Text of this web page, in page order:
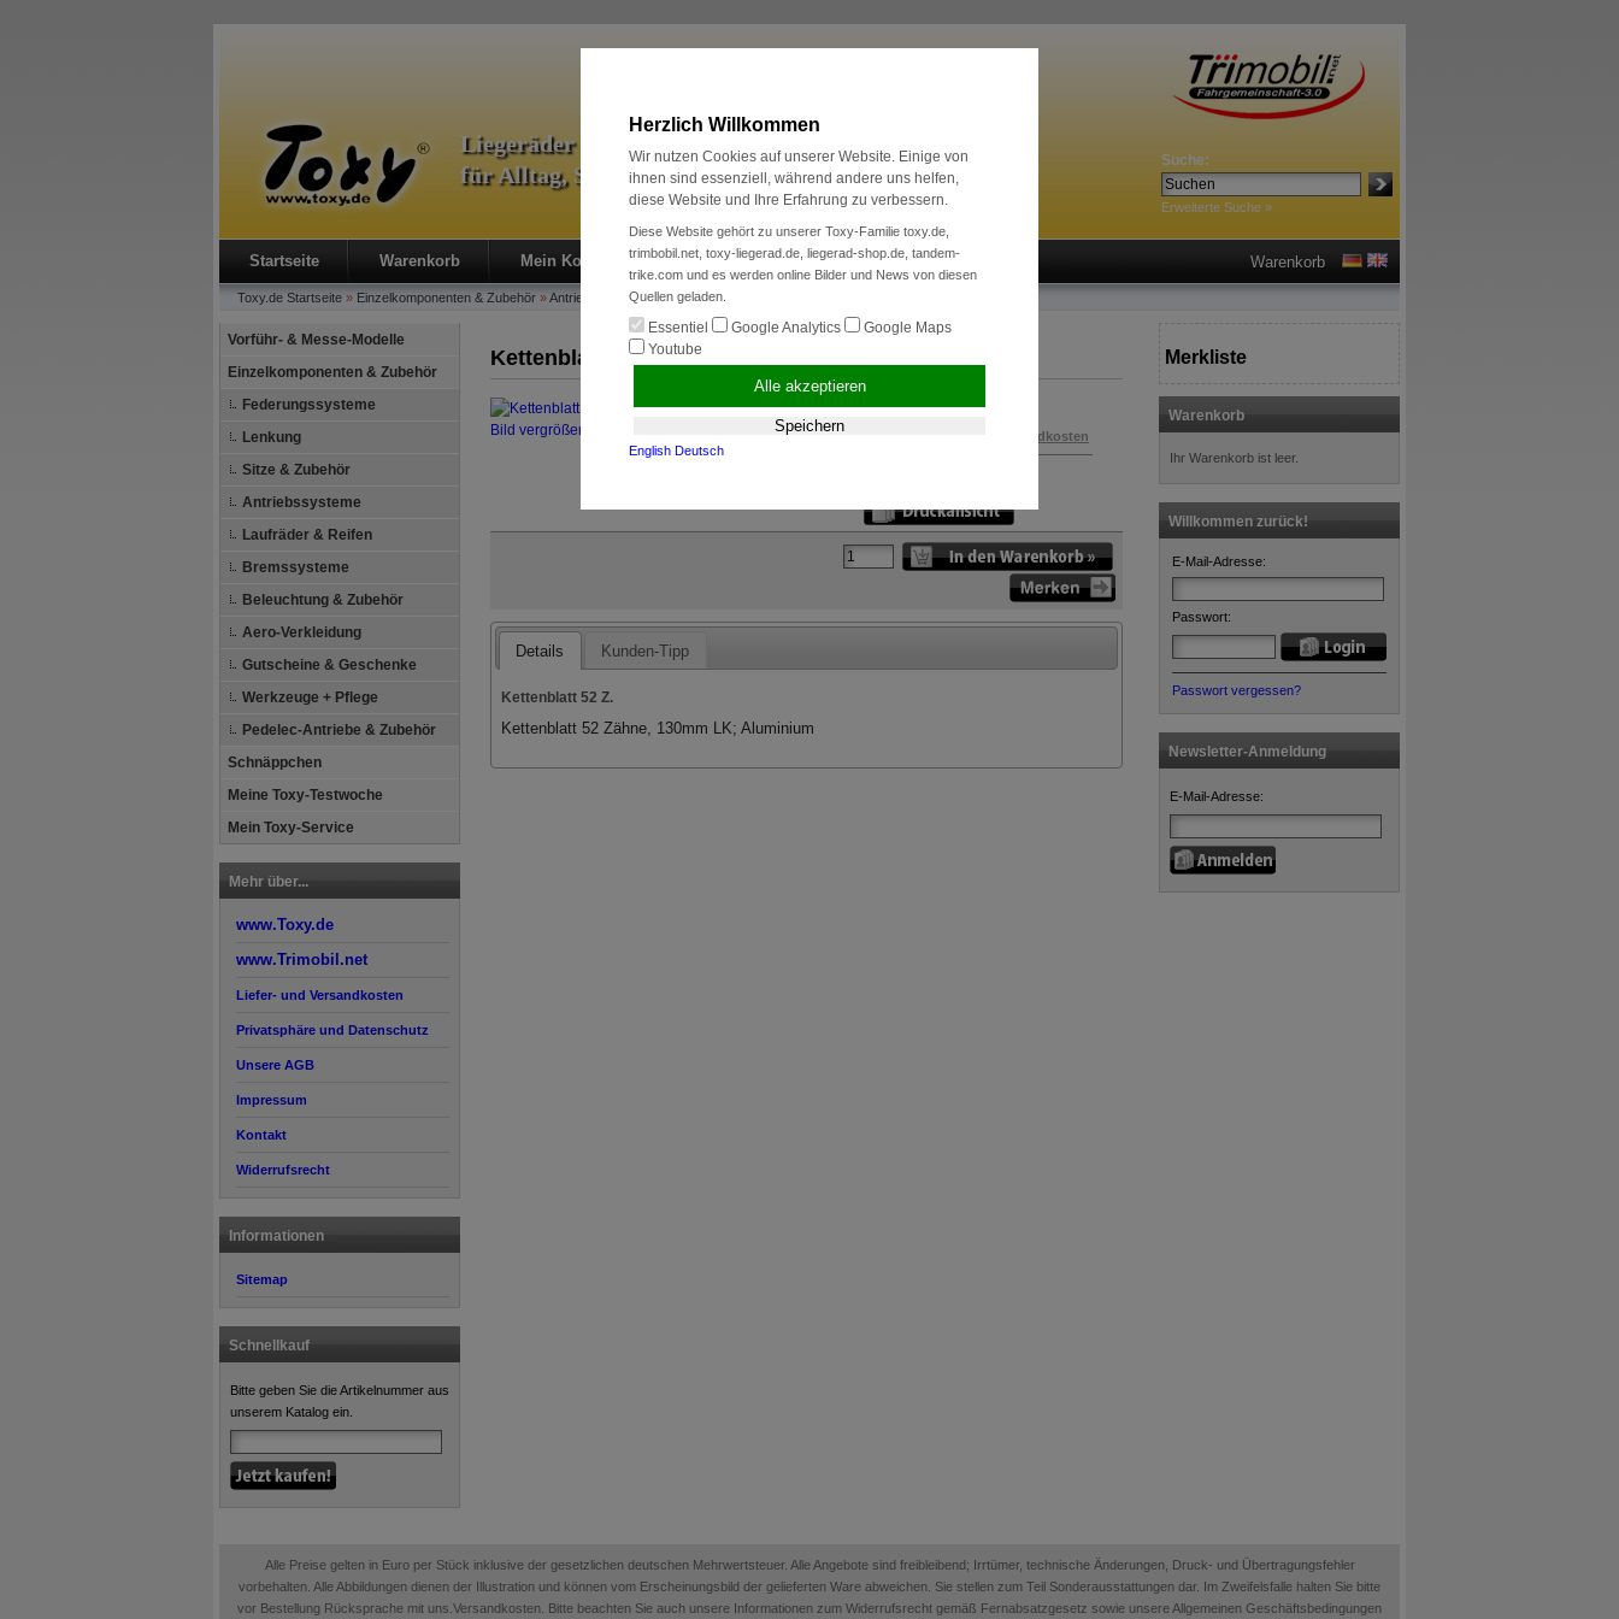
Suche:
Erweiterte Suche »
Liegeräder & Zubehör
für Alltag, Sport und Radreise
Startseite Warenkorb Mein Konto Neukunde? Kasse Anmelden Warenkorb
Toxy.de Startseite » Einzelkomponenten & Zubehör »Antriebssysteme»Kettenblatt 52 Z.
Vorführ- & Messe-Modelle
Einzelkomponenten & Zubehör
Federungssysteme
Lenkung
Sitze & Zubehör
Antriebssysteme
Laufräder & Reifen
Bremssysteme
Beleuchtung & Zubehör
Aero-Verkleidung
Gutscheine & Geschenke
Werkzeuge + Pflege
Pedelec-Antriebe & Zubehör
Schnäppchen
Meine Toxy-Testwoche
Mein Toxy-Service
Mehr über...
www.Toxy.de
www.Trimobil.net
Liefer- und Versandkosten
Privatsphäre und Datenschutz
Unsere AGB
Impressum
Kontakt
Widerrufsrecht
Informationen
Sitemap
Schnellkauf
Bitte geben Sie die Artikelnummer aus
unserem Katalog ein.
Kettenblatt 52 Z.
Bild vergrößern Versandkosten
Details Kunden-Tipp
Kettenblatt 52 Z.
Kettenblatt 52 Zähne, 130mm LK; Aluminium
Merkliste
Warenkorb
Ihr Warenkorb ist leer.
Willkommen zurück!
E-Mail-Adresse:
Passwort:
Passwort vergessen?
Newsletter-Anmeldung
E-Mail-Adresse:
Alle Preise gelten in Euro per Stück inklusive der gesetzlichen deutschen Mehrwertsteuer. Alle Angebote sind freibleibend; Irrtümer, technische Änderungen, Druck- und Übertragungsfehler
vorbehalten. Alle Abbildungen dienen der Illustration und können vom Erscheinungsbild der gelieferten Ware abweichen. Sie stellen zum Teil Sonderausstattungen dar. Im Zweifelsfalle halten Sie bitte
vor Bestellung Rücksprache mit uns.Versandkosten. Bitte beachten Sie auch unsere Informationen zum Widerrufsrecht gemäß Fernabsatzgesetz sowie unsere Allgemeinen Geschäftsbedingungen
Herzlich Willkommen
Wir nutzen Cookies auf unserer Website. Einige von
ihnen sind essenziell, während andere uns helfen,
diese Website und Ihre Erfahrung zu verbessern.
Diese Website gehört zu unserer Toxy-Familie toxy.de,
trimbobil.net, toxy-liegerad.de, liegerad-shop.de, tandem-
trike.com und es werden online Bilder und News von diesen
Quellen geladen.
Essentiel Google Analytics
Google Maps
Youtube
Alle akzeptieren
Speichern
English Deutsch